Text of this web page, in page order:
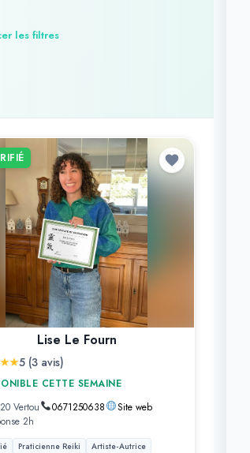
les filtres
Lise Le Fourn
5 (3 avis)
CETTE SEMAINE
Vertou
0671250638
Site web
2h
Praticienne Reiki Artiste-Autrice